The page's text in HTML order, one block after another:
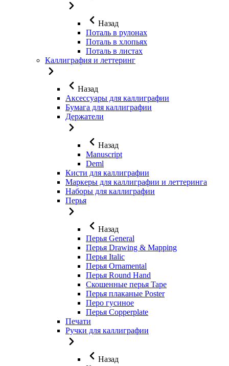
Назад
Поталь в рулонах
Поталь в хлопьях
Поталь в листах
Каллиграфия и леттеринг
Назад
Аксессуары для каллиграфии
Бумага для каллиграфии
Держатели
Назад
Manuscript
Deml
Кисти для каллиграфии
Маркеры для каллиграфии и леттеринга
Наборы для каллиграфии
Перья
Назад
Перья General
Перья Drawing & Mapping
Перья Italic
Перья Ornamental
Перья Round Hand
Скошенные перья Tape
Перья плаканые Poster
Перо гусиное
Перья Copperplate
Печати
Ручки для каллиграфии
Назад